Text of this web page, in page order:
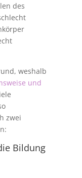
des
weshalb
und
zwei
Bildung